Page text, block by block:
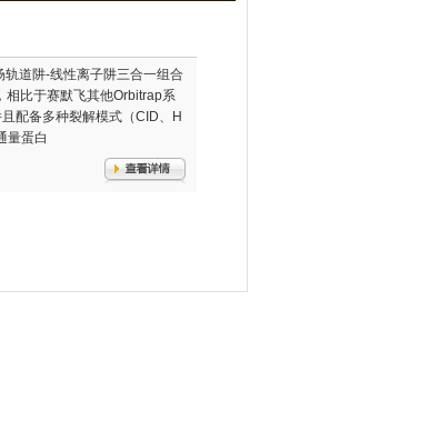
道阱-线性离子阱三合一组合
比于赛默飞其他Orbitrap系
配备多种裂解模式（CID、H
量蛋白